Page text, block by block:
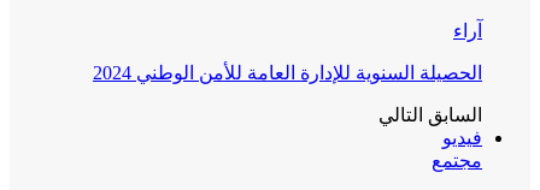
آراء
الحصيلة السنوية للإدارة العامة للأمن الوطني 2024
السابق التالي
فيديو
مجتمع